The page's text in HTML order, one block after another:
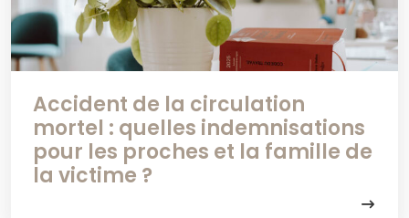
Accident de la circulation
mortel : quelles indemnisations
pour les proches et la famille de
la victime ?